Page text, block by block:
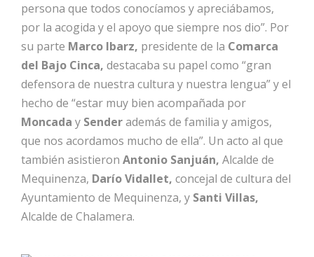
persona que todos conocíamos y apreciábamos,
por la acogida y el apoyo que siempre nos dio”. Por
su parte Marco Ibarz, presidente de la Comarca
del Bajo Cinca, destacaba su papel como “gran
defensora de nuestra cultura y nuestra lengua” y el
hecho de “estar muy bien acompañada por
Moncada y Senderademás de familia y amigos,
que nos acordamos mucho de ella”. Un acto al que
también asistieron Antonio Sanjuán, Alcalde de
Mequinenza, Darío Vidallet, concejal de cultura del
Ayuntamiento de Mequinenza, y Santi Villas,
Alcalde de Chalamera.